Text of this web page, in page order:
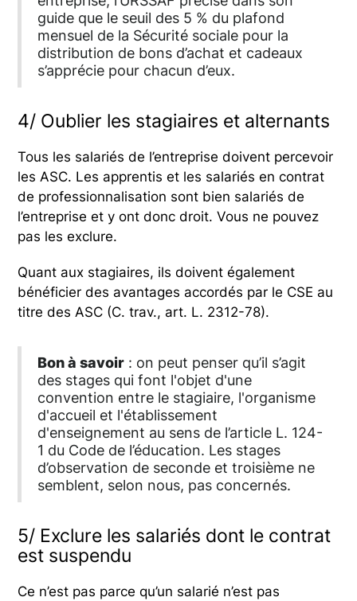
guide que le seuil des 5 % du plafond
mensuel de la Sécurité sociale pour la
distribution de bons d’achat et cadeaux
s’apprécie pour chacun d’eux.
4/ Oublier les stagiaires et alternants
Tous les salariés de l’entreprise doivent percevoir
les ASC. Les apprentis et les salariés en contrat
de professionnalisation sont bien salariés de
l’entreprise et y ont donc droit. Vous ne pouvez
pas les exclure.
Quant aux stagiaires, ils doivent également
bénéficier des avantages accordés par le CSE au
titre des ASC (C. trav., art. L. 2312-78).
Bon à savoir : on peut penser qu’il s’agit
des stages qui font l'objet d'une
convention entre le stagiaire, l'organisme
d'accueil et l'établissement
d'enseignement au sens de l’article L. 124-
1 du Code de l’éducation. Les stages
d’observation de seconde et troisième ne
semblent, selon nous, pas concernés.
5/ Exclure les salariés dont le contrat
est suspendu
Ce n’est pas parce qu’un salarié n’est pas